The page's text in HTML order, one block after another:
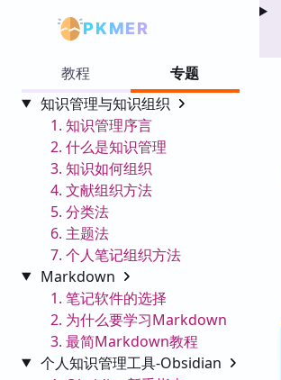
PKMER
教程
专题
知识管理与知识组织
1. 知识管理序言
2. 什么是知识管理
3. 知识如何组织
4. 文献组织方法
5. 分类法
6. 主题法
7. 个人笔记组织方法
Markdown
1. 笔记软件的选择
2. 为什么要学习Markdown
3. 最简Markdown教程
个人知识管理工具-Obsidian